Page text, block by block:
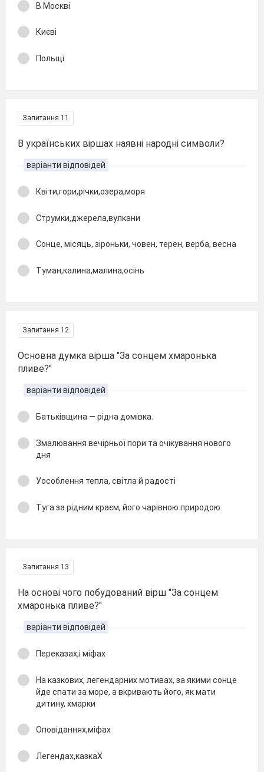
В Москві
Києві
Польщі
Запитання 11
В українських віршах наявні народні символи?
варіанти відповідей
Квіти,гори,річки,озера,моря
Струмки,джерела,вулкани
Сонце, місяць, зіроньки, човен, терен, верба, весна
Туман,калина,малина,осінь
Запитання 12
Основна думка вірша "За сонцем хмаронька
пливе?"
варіанти відповідей
Батьківщина — рідна домівка.
Змалювання вечірньої пори та очікування нового
дня
Уособлення тепла, світла й радості
Туга за рідним краєм, його чарівною природою.
Запитання 13
На основі чого побудований вірш "За сонцем
хмаронька пливе?"
варіанти відповідей
Переказах,і міфах
На казкових, легендарних мотивах, за якими сонце
йде спати за море, а вкривають його, як мати
дитину, хмарки
Оповіданнях,міфах
Легендах,казкаХ